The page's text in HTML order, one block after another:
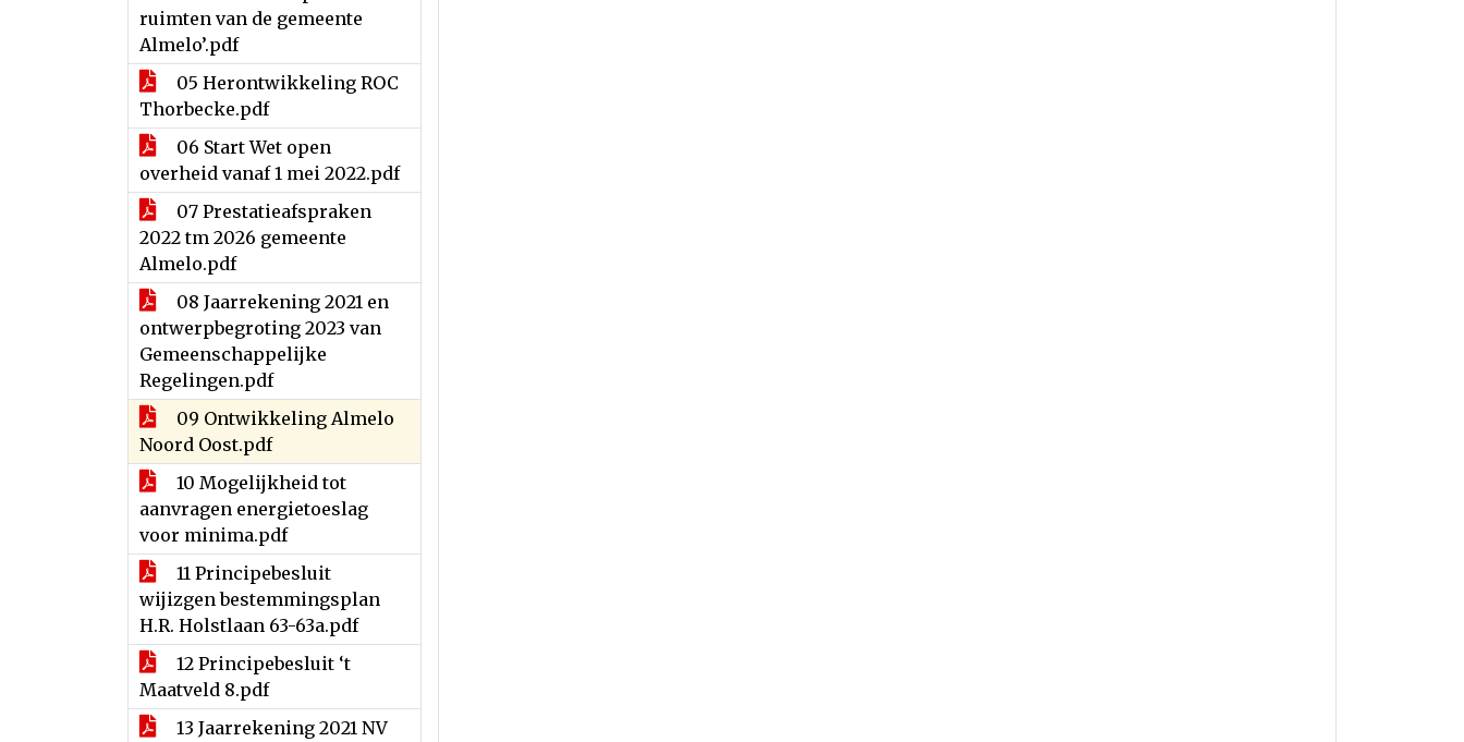
ruimten van de gemeente
Almelo’.pdf
05 Herontwikkeling ROC
Thorbecke.pdf
06 Start Wet open
overheid vanaf 1 mei 2022.pdf
07 Prestatieafspraken
2022 tm 2026 gemeente
Almelo.pdf
08 Jaarrekening 2021 en
ontwerpbegroting 2023 van
Gemeenschappelijke
Regelingen.pdf
09 Ontwikkeling Almelo
Noord Oost.pdf
10 Mogelijkheid tot
aanvragen energietoeslag
voor minima.pdf
11 Principebesluit
wijizgen bestemmingsplan
H.R. Holstlaan 63-63a.pdf
12 Principebesluit ‘t
Maatveld 8.pdf
13 Jaarrekening 2021 NV